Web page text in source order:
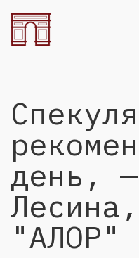
день,
"АЛОР"